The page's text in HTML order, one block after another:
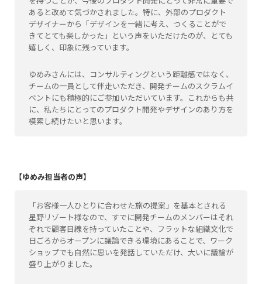
あると改めて気づかされました。特に、外部のプロダクト
デザイナーから「デザインを一緒に考え、つくることがで
きてとても楽しかった」という声をいただけたのが、とても
嬉しく、印象に残っています。
ゆめみさんには、コンサルティングという距離感ではなく、
チームの一員として伴走いただき、開発チームのスクラムイ
ベントにも積極的にご参加いただいています。これからも共
に、私たちにとってのプロダクト開発やデザインのあり方を
模索し続けたいと思います。
【ゆめみ担当者の声】
「お客様一人ひとりに合わせた旅の提案」を基本とされる
星野リゾート様なので、すでに開発チームのメンバーはそれ
ぞれで顧客目線を持っていたことや、フラットな組織文化で
日ごろからオープンに議論できる環境にあることで、ワーク
ショップでも自然に思いを発話していただけ、大いに議論が
盛り上がりました。